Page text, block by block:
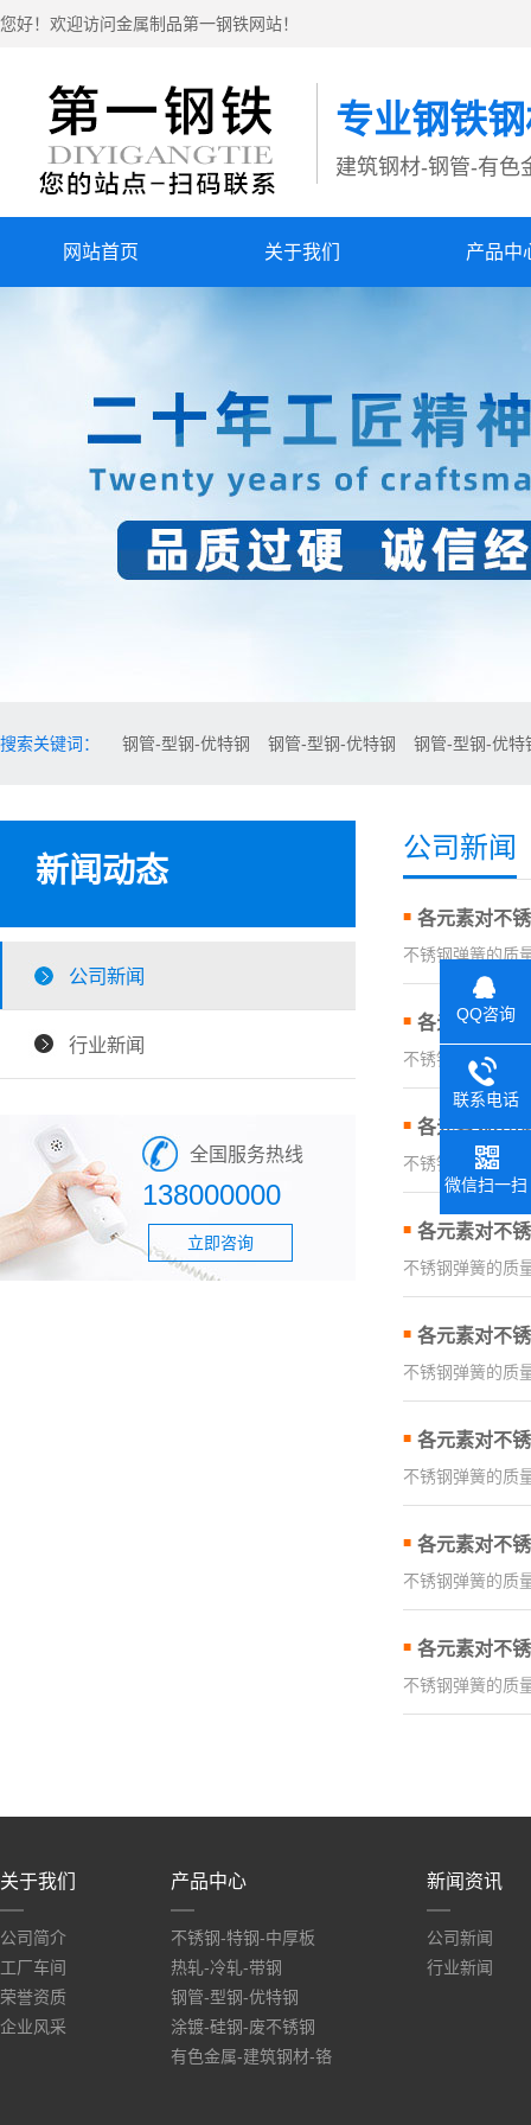
您好！欢迎访问金属制品第一钢铁网站！
专业钢铁
建筑钢材-钢管-有色
网站首页 关于我们 产品中
搜索关键词： 钢管-型钢-优特钢 钢管-型钢-优特钢 钢管-型钢-优特
新闻动态
公司新闻
行业新闻
全国服务热线
138000000
立即咨询
公司新闻
各元素对不
不锈钢弹簧的质
各元素对不
不锈钢弹簧的质
各元素对不
不锈钢弹簧的质
各元素对不
不锈钢弹簧的质
各元素对不
不锈钢弹簧的质
各元素对不
不锈钢弹簧的质
各元素对不
不锈钢弹簧的质
各元素对不
不锈钢弹簧的质
关于我们
公司简介
工厂车间
荣誉资质
企业风采
产品中心
不锈钢-特钢-中厚板
热轧-冷轧-带钢
钢管-型钢-优特钢
涂镀-硅钢-废不锈钢
有色金属-建筑钢材-铬
新闻资讯
公司新闻
行业新闻
QQ咨询
联系电话
微信扫一扫